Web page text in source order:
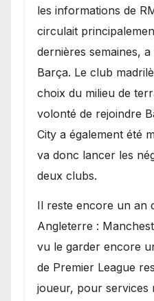
les informations de
circulait
dernières semaines,
Barça. Le club
choix du milieu de
volonté de rejoindre
City a également été
va donc lancer les
deux clubs.
​Il reste encore un an
Angleterre :
vu le garder encore
de Premier League
joueur, pour services